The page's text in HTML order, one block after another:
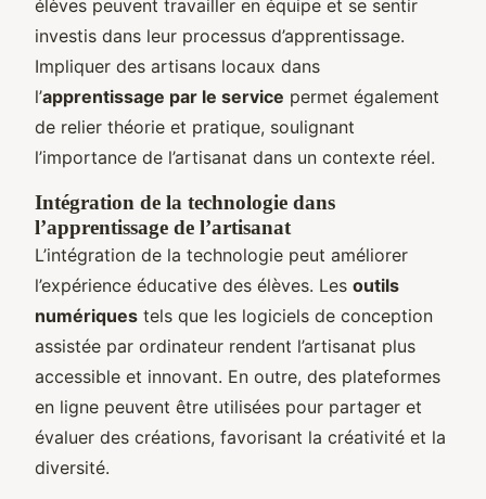
élèves peuvent travailler en équipe et se sentir
investis dans leur processus d’apprentissage.
Impliquer des artisans locaux dans
l’apprentissage par le service permet également
de relier théorie et pratique, soulignant
l’importance de l’artisanat dans un contexte réel.
Intégration de la technologie dans
l’apprentissage de l’artisanat
L’intégration de la technologie peut améliorer
l’expérience éducative des élèves. Les outils
numériques tels que les logiciels de conception
assistée par ordinateur rendent l’artisanat plus
accessible et innovant. En outre, des plateformes
en ligne peuvent être utilisées pour partager et
évaluer des créations, favorisant la créativité et la
diversité.